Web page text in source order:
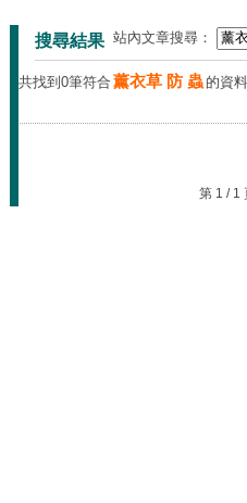
搜尋結果 站內文章搜尋：
共找到0筆符合 薰衣草 防 蟲 的資
第 1 /